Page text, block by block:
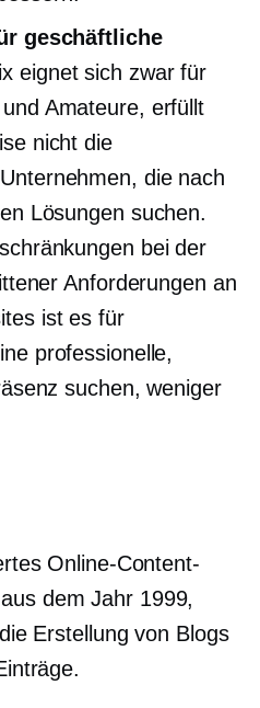
geschäftliche
eignet sich zwar für
Amateure, erfüllt
nicht die
die nach
Lösungen suchen.
bei der
Anforderungen an
ist es für
professionelle,
suchen, weniger
Online-Content-
dem Jahr 1999,
Erstellung von Blogs